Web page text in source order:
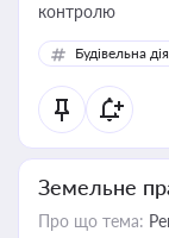
контролю
Будівельна
Земельне
Про що тема: